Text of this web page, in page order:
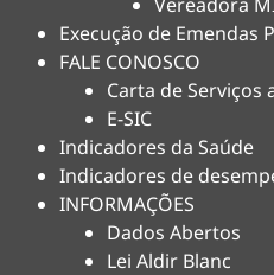
Execução de Emendas
FALE CONOSCO
Carta de Serviços
E-SIC
Indicadores da Saúde
Indicadores de
INFORMAÇÕES
Dados Abertos
Lei Aldir Blanc